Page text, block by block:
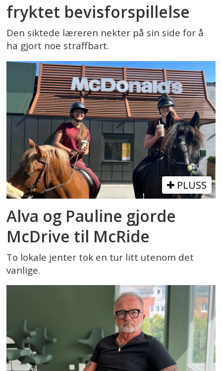
fryktet bevisforspillelse
Den siktede læreren nekter på sin side for å
ha gjort noe straffbart.
PLUSS
Alva og Pauline gjorde
McDrive til McRide
To lokale jenter tok en tur litt utenom det
vanlige.